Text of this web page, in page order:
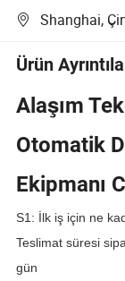
Shanghai,
Ürün
Alaşım
Otomatik
Ekipmanı
S1: İlk iş için ne
Teslimat süresi
gün